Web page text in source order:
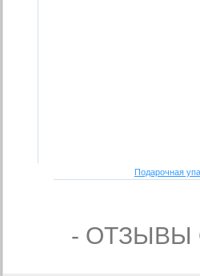
Подарочная
- ОТЗЫВЫ